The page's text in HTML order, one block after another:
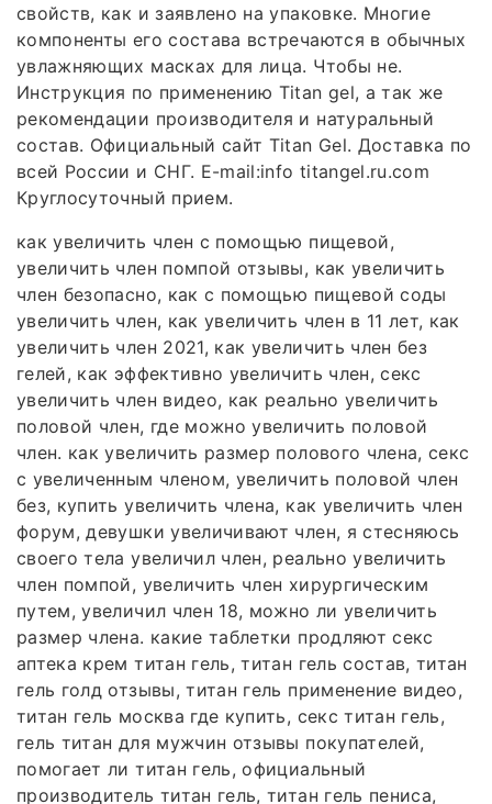
свойств, как и заявлено на упаковке. Многие
компоненты его состава встречаются в обычных
увлажняющих масках для лица. Чтобы не.
Инструкция по применению Titan gel, а так же
рекомендации производителя и натуральный
состав. Официальный сайт Titan Gel. Доставка по
всей России и СНГ. E-mail:info titangel.ru.com
Круглосуточный прием.
как увеличить член с помощью пищевой,
увеличить член помпой отзывы, как увеличить
член безопасно, как с помощью пищевой соды
увеличить член, как увеличить член в 11 лет, как
увеличить член 2021, как увеличить член без
гелей, как эффективно увеличить член, секс
увеличить член видео, как реально увеличить
половой член, где можно увеличить половой
член. как увеличить размер полового члена, секс
с увеличенным членом, увеличить половой член
без, купить увеличить члена, как увеличить член
форум, девушки увеличивают член, я стесняюсь
своего тела увеличил член, реально увеличить
член помпой, увеличить член хирургическим
путем, увеличил член 18, можно ли увеличить
размер члена. какие таблетки продляют секс
аптека крем титан гель, титан гель состав, титан
гель голд отзывы, титан гель применение видео,
титан гель москва где купить, секс титан гель,
гель титан для мужчин отзывы покупателей,
помогает ли титан гель, официальный
производитель титан гель, титан гель пениса,